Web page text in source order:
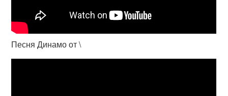
Песня Динамо от \